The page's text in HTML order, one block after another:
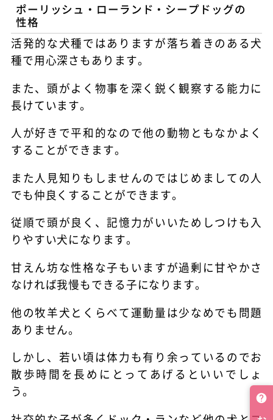
ポーリッシュ・ローランド・シープドッグの
性格
活発的な犬種ではありますが落ち着きのある犬
種で用心深さもあります。
また、頭がよく物事を深く鋭く観察する能力に
長けています。
人が好きで平和的なので他の動物ともなかよく
することができます。
また人見知りもしませんのではじめましての人
でも仲良くすることができます。
従順で頭が良く、記憶力がいいためしつけも入
りやすい犬になります。
甘えん坊な性格な子もいますが過剰に甘やかさ
なければ我慢もできる子になります。
他の牧羊犬とくらべて運動量は少なめでも問題
ありません。
しかし、若い頃は体力も有り余っているのでお
散歩時間を長めにとってあげるといいでしょ
う。